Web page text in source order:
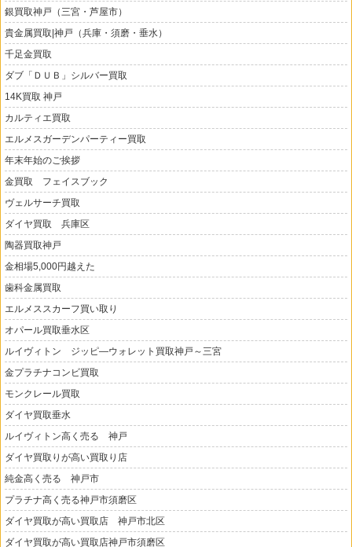
銀買取神戸（三宮・芦屋市）
貴金属買取|神戸（兵庫・須磨・垂水）
千足金買取
ダブ「ＤＵＢ」シルバー買取
14K買取 神戸
カルティエ買取
エルメスガーデンパーティー買取
年末年始のご挨拶
金買取 フェイスブック
ヴェルサーチ買取
ダイヤ買取 兵庫区
陶器買取神戸
金相場5,000円越えた
歯科金属買取
エルメススカーフ買い取り
オパール買取垂水区
ルイヴィトン ジッピ―ウォレット買取神戸～三宮
金プラチナコンビ買取
モンクレール買取
ダイヤ買取垂水
ルイヴィトン高く売る 神戸
ダイヤ買取りが高い買取り店
純金高く売る 神戸市
プラチナ高く売る神戸市須磨区
ダイヤ買取が高い買取店 神戸市北区
ダイヤ買取が高い買取店神戸市須磨区